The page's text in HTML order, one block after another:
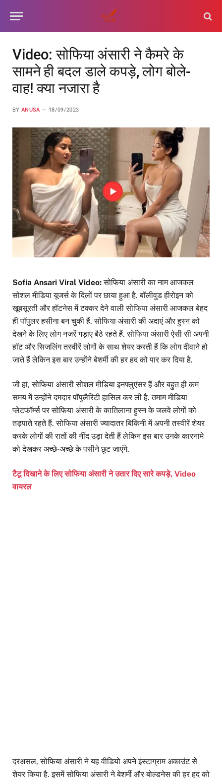
Video: सोफिया अंसारी ने कैमरे के
सामने ही बदल डाले कपड़े, लोग बोले-
वाह! क्या नजारा है
BY ANUSA 18/09/2023
Sofia Ansari Viral Video:सोफिया अंसारी का नाम आजकल
सोशल मीडिया यूजर्स के दिलों पर छाया हुआ है. बॉलीवुड हीरोइन को
खूबसूरती और हॉटनेस में टक्कर देने वाली सोफिया अंसारी आजकल बेहद
ही पॉपुलर हसीना बन चुकी हैं. सोफिया अंसारी की अदाएं और हुस्न को
देखने के लिए लोग नजरें गड़ाए बैठे रहते हैं. सोफिया अंसारी ऐसी सी अपनी
हॉट और सिजलिंग तस्वीरें लोगों के साथ शेयर करती हैं कि लोग दीवाने हो
जाते हैं लेकिन इस बार उन्होंने बेशर्मी की हर हद को पार कर दिया है.
जी हां, सोफिया अंसारी सोशल मीडिया इनफ्लुएंसर हैं और बहुत ही कम
समय में उन्होंने दमदार पॉपुलैरिटी हासिल कर ली है. तमाम मीडिया
प्लेटफॉर्म्स पर सोफिया अंसारी के कातिलाना हुस्न के जलवे लोगों को
तड़पाते रहते हैं. सोफिया अंसारी ज्यादातर बिकिनी में अपनी तस्वीरें शेयर
करके लोगों की रातों की नींद उड़ा देती हैं लेकिन इस बार उनके कारनामे
को देखकर अच्छे-अच्छे के पसीने छूट जाएंगे.
टैटू दिखाने के लिए सोफिया अंसारी ने उतार दिए सारे कपड़े, Video
वायरल
दरअसल, सोफिया अंसारी ने यह वीडियो अपने इंस्टाग्राम अकाउंट से
शेयर किया है. इसमें सोफिया अंसारी ने बेशर्मी और बोल्डनेस की हर हद को